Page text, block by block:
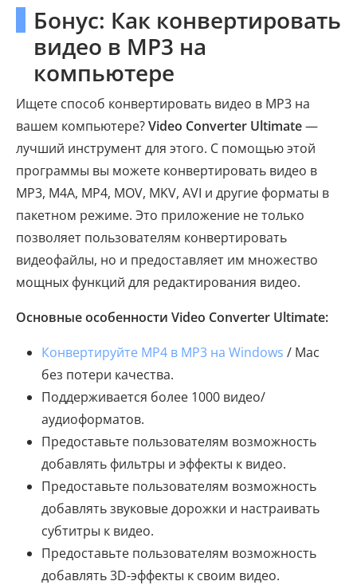
Бонус: Как конвертировать
видео в MP3 на
компьютере
Ищете способ конвертировать видео в MP3 на
вашем компьютере?Video Converter Ultimate—
лучший инструмент для этого. С помощью этой
программы вы можете конвертировать видео в
MP3, M4A, MP4, MOV, MKV, AVI и другие форматы в
пакетном режиме. Это приложение не только
позволяет пользователям конвертировать
видеофайлы, но и предоставляет им множество
мощных функций для редактирования видео.
Основные особенности Video Converter Ultimate:
Конвертируйте MP4 в MP3 на Windows / Mac
без потери качества.
Поддерживается более 1000 видео/
аудиоформатов.
Предоставьте пользователям возможность
добавлять фильтры и эффекты к видео.
Предоставьте пользователям возможность
добавлять звуковые дорожки и настраивать
субтитры к видео.
Предоставьте пользователям возможность
добавлять 3D-эффекты к своим видео.